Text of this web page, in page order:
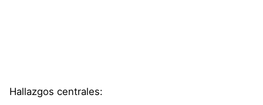
Hallazgos centrales: